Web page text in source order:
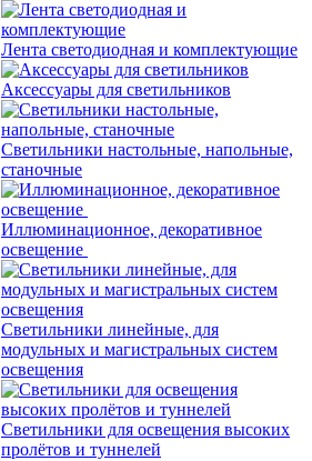
Лента светодиодная и комплектующие
Аксессуары для светильников
Светильники настольные, напольные,
станочные
Иллюминационное, декоративное
освещение
Светильники линейные, для
модульных и магистральных систем
освещения
Светильники для освещения высоких
пролётов и туннелей